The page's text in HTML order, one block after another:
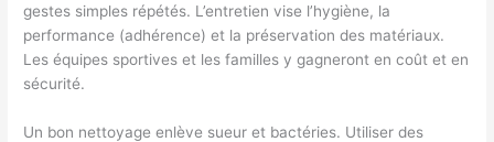
gestes simples répétés. L’entretien vise l’hygiène, la
performance (adhérence) et la préservation des matériaux.
Les équipes sportives et les familles y gagneront en coût et en
sécurité.
Un bon nettoyage enlève sueur et bactéries. Utiliser des